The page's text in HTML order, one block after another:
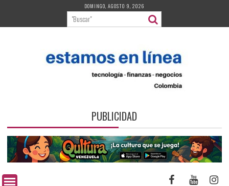
contenido
DOMINGO, AGOSTO 9, 2026
PUBLICIDAD